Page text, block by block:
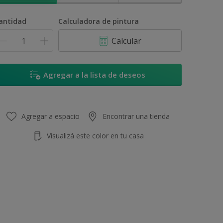
Calculadora de pintura
Calcular
Agregar a la lista de deseos
Agregar a espacio Encontrar una tienda
Visualizá este color en tu casa